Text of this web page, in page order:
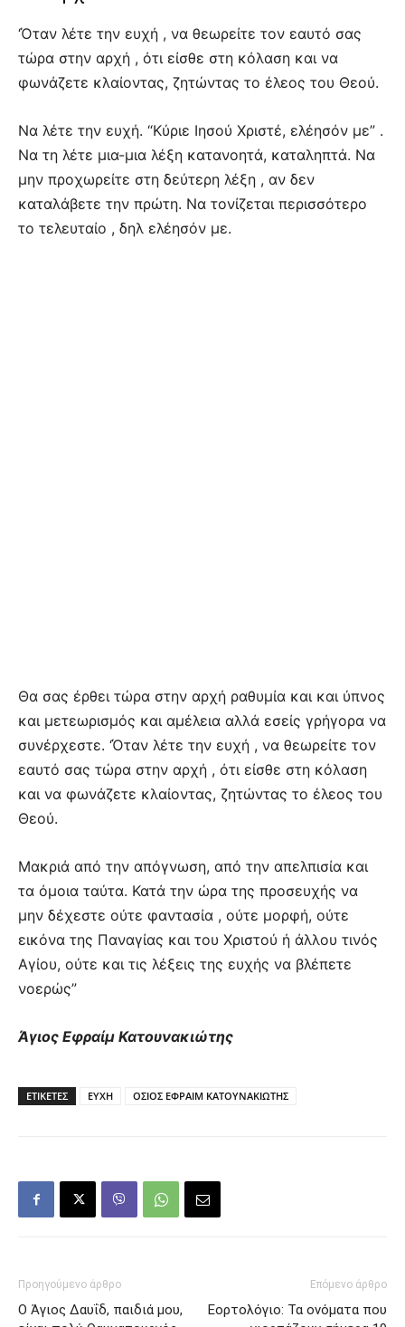
‘Όταν λέτε την ευχή , να θεωρείτε τον εαυτό σας
τώρα στην αρχή , ότι είσθε στη κόλαση και να
φωνάζετε κλαίοντας, ζητώντας το έλεος του Θεού.
Να λέτε την ευχή. “Κύριε Ιησού Χριστέ, ελέησόν με” .
Να τη λέτε μια-μια λέξη κατανοητά, καταληπτά. Να
μην προχωρείτε στη δεύτερη λέξη , αν δεν
καταλάβετε την πρώτη. Να τονίζεται περισσότερο
το τελευταίο , δηλ ελέησόν με.
Θα σας έρθει τώρα στην αρχή ραθυμία και και ύπνος
και μετεωρισμός και αμέλεια αλλά εσείς γρήγορα να
συνέρχεστε. ‘Όταν λέτε την ευχή , να θεωρείτε τον
εαυτό σας τώρα στην αρχή , ότι είσθε στη κόλαση
και να φωνάζετε κλαίοντας, ζητώντας το έλεος του
Θεού.
Μακριά από την απόγνωση, από την απελπισία και
τα όμοια ταύτα. Κατά την ώρα της προσευχής να
μην δέχεστε ούτε φαντασία , ούτε μορφή, ούτε
εικόνα της Παναγίας και του Χριστού ή άλλου τινός
Αγίου, ούτε και τις λέξεις της ευχής να βλέπετε
νοερώς”
Άγιος Εφραίμ Κατουνακιώτης
ΕΤΙΚΕΤΕΣ ΕΥΧΗ ΟΣΙΟΣ ΕΦΡΑΙΜ ΚΑΤΟΥΝΑΚΙΩΤΗΣ
Προηγούμενο άρθρο
Ο Άγιος Δαυΐδ, παιδιά μου,
Επόμενο άρθρο
Εορτολόγιο: Τα ονόματα που